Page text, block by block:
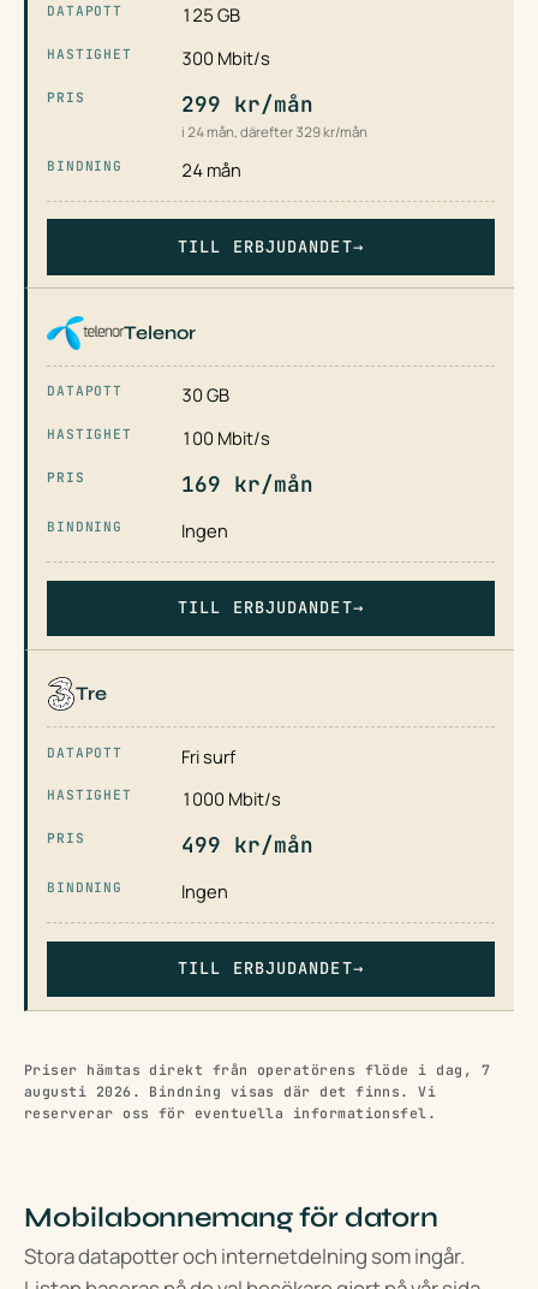
125 GB
300 Mbit/s
299 kr/mån
i 24 mån, därefter 329 kr/mån
24 mån
TILL ERBJUDANDET→
Telenor
30 GB
100 Mbit/s
169 kr/mån
Ingen
TILL ERBJUDANDET→
Tre
Fri surf
1000 Mbit/s
499 kr/mån
Ingen
TILL ERBJUDANDET→
Priser hämtas direkt från operatörens flöde i dag, 7
augusti 2026. Bindning visas där det finns. Vi
reserverar oss för eventuella informationsfel.
Mobilabonnemang för datorn
Stora datapotter och internetdelning som ingår.